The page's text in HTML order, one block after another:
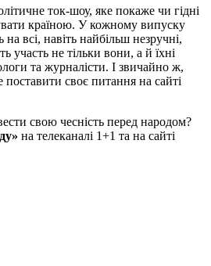
ток-шоу, яке покаже чи гідні
країною. У кожному випуску
всі, навіть найбільш незручні,
участь не тільки вони, а й їхні
та журналісти. І звичайно ж,
своє питання на сайті
свою чесність перед народом?
на телеканалі 1+1 та на сайті